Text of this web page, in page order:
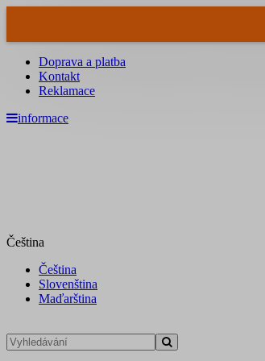
Doprava a platba
Kontakt
Reklamace
informace
Čeština
Čeština
Slovenština
Maďarština